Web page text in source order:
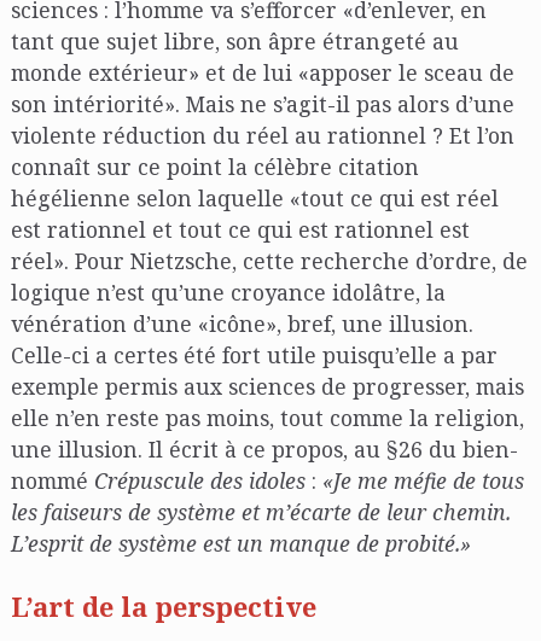
sciences : l’homme va s’efforcer «d’enlever, en
tant que sujet libre, son âpre étrangeté au
monde extérieur» et de lui «apposer le sceau de
son intériorité». Mais ne s’agit-il pas alors d’une
violente réduction du réel au rationnel ? Et l’on
connaît sur ce point la célèbre citation
hégélienne selon laquelle «tout ce qui est réel
est rationnel et tout ce qui est rationnel est
réel». Pour Nietzsche, cette recherche d’ordre, de
logique n’est qu’une croyance idolâtre, la
vénération d’une «icône», bref, une illusion.
Celle-ci a certes été fort utile puisqu’elle a par
exemple permis aux sciences de progresser, mais
elle n’en reste pas moins, tout comme la religion,
une illusion. Il écrit à ce propos, au §26 du bien-
nommé Crépuscule des idoles: «Je me méfie de tous
les faiseurs de système et m’écarte de leur chemin.
L’esprit de système est un manque de probité.»
L’art de la perspective